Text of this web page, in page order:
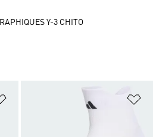
Ajouter à la Liste de produits
Y-3 CHITO